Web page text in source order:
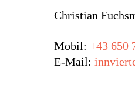
Christian
Mobil: +43 650
E-Mail: